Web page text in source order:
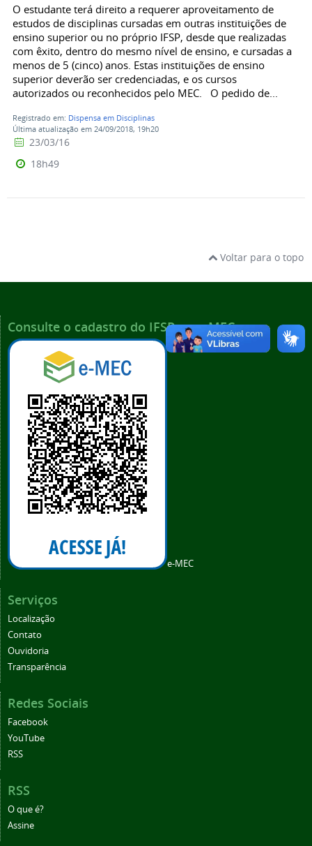
O estudante terá direito a requerer aproveitamento de
estudos de disciplinas cursadas em outras instituições de
ensino superior ou no próprio IFSP, desde que realizadas
com êxito, dentro do mesmo nível de ensino, e cursadas a
menos de 5 (cinco) anos. Estas instituições de ensino
superior deverão ser credenciadas, e os cursos
autorizados ou reconhecidos pelo MEC. O pedido de...
Registrado em: Dispensa em Disciplinas
Última atualização em 24/09/2018, 19h20
23/03/16
18h49
Voltar para o topo
Consulte o cadastro do IFSP no e-MEC
e-MEC
Serviços
Localização
Contato
Ouvidoria
Transparência
Redes Sociais
Facebook
YouTube
RSS
RSS
O que é?
Assine